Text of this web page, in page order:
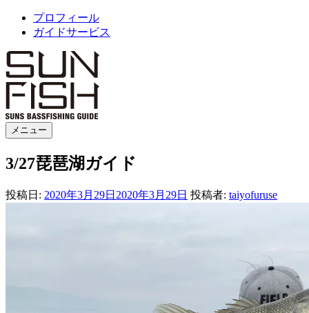
ツ
へ
キ
ッ
プロフィール
ガイドサービス
SUNFISH
メニュー
3/27琵琶湖ガイド
投稿日: 2020年3月29日 2020年3月29日 投稿者: taiyofuruse